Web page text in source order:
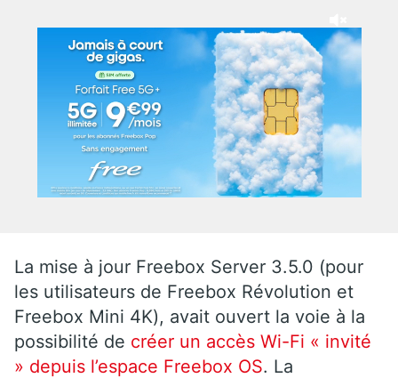
La mise à jour Freebox Server 3.5.0 (pour
les utilisateurs de Freebox Révolution et
Freebox Mini 4K), avait ouvert la voie à la
possibilité de créer un accès Wi-Fi « invité
» depuis l’espace Freebox OS. La